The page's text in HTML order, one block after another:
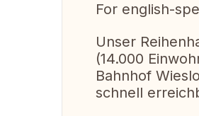
For english-
Unser
(14.000
Bahnhof
schnell